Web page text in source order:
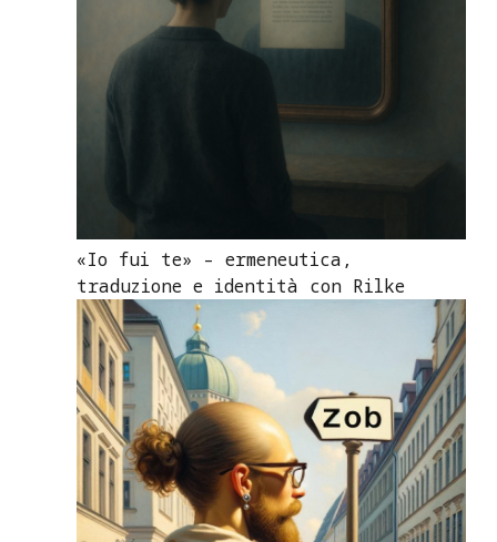
«Io fui te» – ermeneutica,
traduzione e identità con Rilke